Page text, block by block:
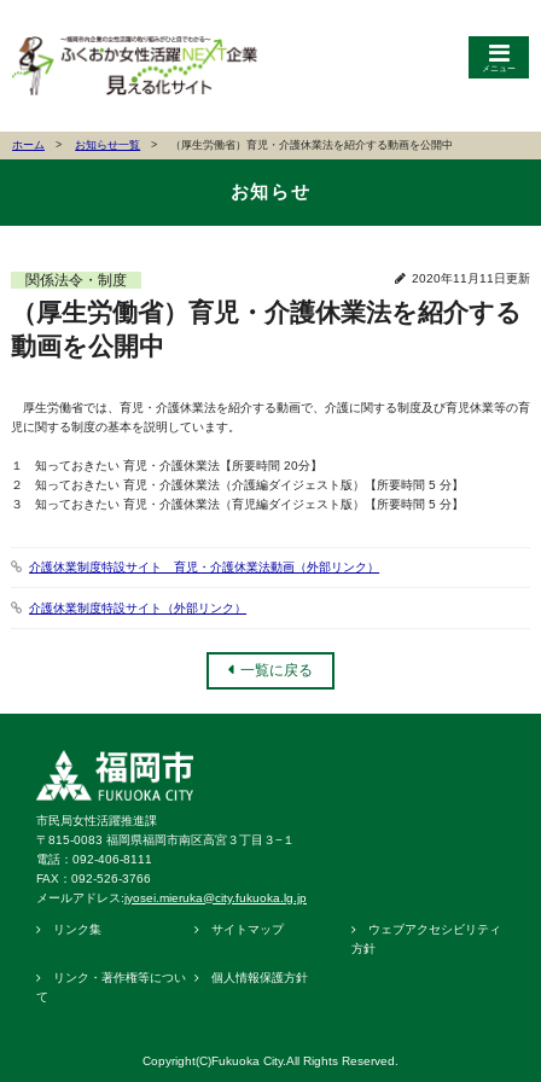
メニュー
ホーム お知らせ一覧 （厚生労働省）育児・介護休業法を紹介する動画を公開中
お知らせ
関係法令・制度 2020年11月11日更新
（厚生労働省）育児・介護休業法を紹介する
動画を公開中
厚生労働省では、育児・介護休業法を紹介する動画で、介護に関する制度及び育児休業等の育
児に関する制度の基本を説明しています。
１ 知っておきたい 育児・介護休業法【所要時間 20分】
２ 知っておきたい 育児・介護休業法（介護編ダイジェスト版）【所要時間 5 分】
３ 知っておきたい 育児・介護休業法（育児編ダイジェスト版）【所要時間 5 分】
介護休業制度特設サイト 育児・介護休業法動画（外部リンク）
介護休業制度特設サイト（外部リンク）
一覧に戻る
市民局女性活躍推進課
〒815-0083 福岡県福岡市南区高宮３丁目３−１
電話：092‐406‐8111
FAX：092‐526‐3766
メールアドレス:jyosei.mieruka@city.fukuoka.lg.jp
リンク集 サイトマップ
ウェブアクセシビリティ
方針
リンク・著作権等につい
て
個人情報保護方針
Copyright(C)Fukuoka City.All Rights Reserved.